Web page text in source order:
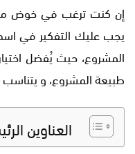
إن كنت ترغب في خوض
يجب عليك التفكير في اسم
المشروع، حيث يُفضل
طبيعة المشروع، و
العناوين